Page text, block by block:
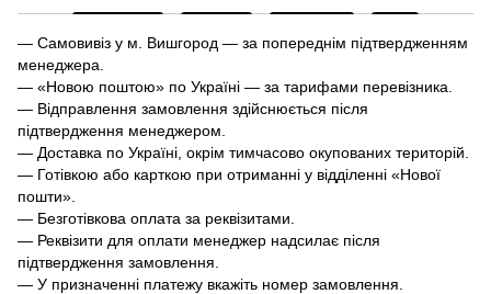
— Самовивіз у м. Вишгород — за попереднім підтвердженням
менеджера.
— «Новою поштою» по Україні — за тарифами перевізника.
— Відправлення замовлення здійснюється після
підтвердження менеджером.
— Доставка по Україні, окрім тимчасово окупованих територій.
— Готівкою або карткою при отриманні у відділенні «Нової
пошти».
— Безготівкова оплата за реквізитами.
— Реквізити для оплати менеджер надсилає після
підтвердження замовлення.
— У призначенні платежу вкажіть номер замовлення.